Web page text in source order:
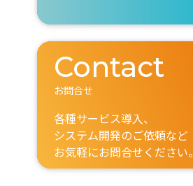
Contact
お問合せ
各種サービス導入、
システム開発のご依頼など
お気軽にお問合せください。